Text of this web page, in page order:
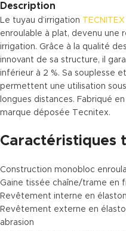
Description
Le tuyau d’irrigation TECNITEX
enroulable à plat, devenu une
irrigation. Grâce à la qualité
innovant de sa structure, il
inférieur à 2 %. Sa souplesse
permettent une utilisation
longues distances. Fabriqué
marque déposée Tecnitex.
Caractéristiques
Construction monobloc
Gaine tissée chaîne/trame en
Revêtement interne en
Revêtement externe en
abrasion